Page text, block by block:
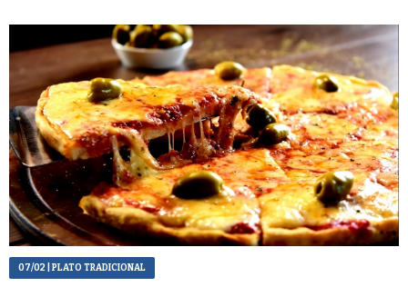
07/02 | PLATO TRADICIONAL